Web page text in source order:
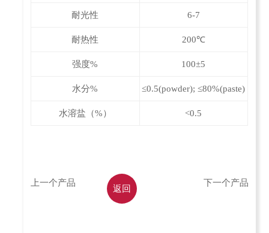
耐光性 6-7
耐热性 200℃
强度% 100±5
水分% ≤0.5(powder); ≤80%(paste)
水溶盐（%） <0.5
上一个产品
返回
下一个产品